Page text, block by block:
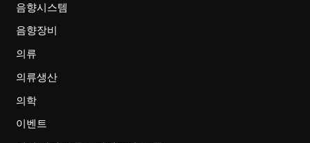
음향시스템
음향장비
의류
의류생산
의학
이벤트